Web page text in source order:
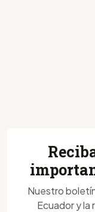
Nuestro
Ecuador y la